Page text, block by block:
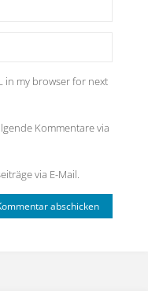
in my browser for next
Kommentare via
via E-Mail.